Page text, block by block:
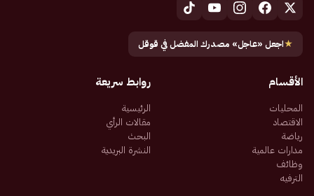
★اجعل «عاجل» مصدرك المفضل في قوقل
الأقسام
المحليات
الاقتصاد
رياضة
مدارات عالمية
وظائف
الترفيه
روابط سريعة
الرئيسية
مقالات الرأي
البحث
النشرة البريدية